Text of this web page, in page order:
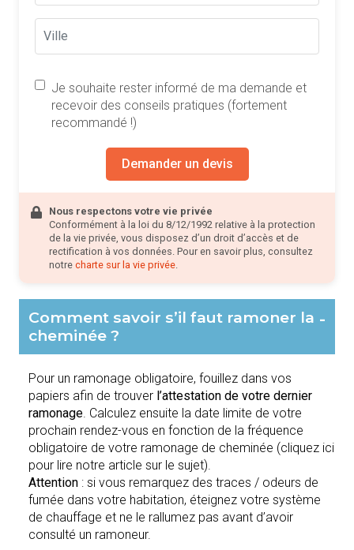
Je souhaite rester informé de ma demande et
recevoir des conseils pratiques (fortement
recommandé !)
Demander un devis
Nous respectons votre vie privée
Conformément à la loi du 8/12/1992 relative à la protection
de la vie privée, vous disposez d’un droit d’accès et de
rectification à vos données. Pour en savoir plus, consultez
notre charte sur la vie privée
Comment savoir s’il faut ramoner la
cheminée ?
-
Pour un ramonage obligatoire, fouillez dans vos
papiers afin de trouver l’attestation de votre dernier
ramonage . Calculez ensuite la date limite de votre
prochain rendez-vous en fonction de la fréquence
obligatoire de votre ramonage de cheminée (cliquez ici
pour lire notre article sur le sujet).
Attention : si vous remarquez des traces / odeurs de
fumée dans votre habitation, éteignez votre système
de chauffage et ne le rallumez pas avant d’avoir
consulté un ramoneur.